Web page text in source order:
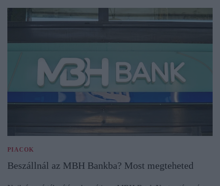
PIACOK
Beszállnál az MBH Bankba? Most megteheted